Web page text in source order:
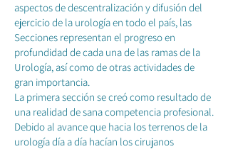
aspectos de descentralización y difusión del
ejercicio de la urología en todo el país, las
Secciones representan el progreso en
profundidad de cada una de las ramas de la
Urología, así como de otras actividades de
gran importancia.
La primera sección se creó como resultado de
una realidad de sana competencia profesional.
Debido al avance que hacia los terrenos de la
urología día a día hacían los cirujanos